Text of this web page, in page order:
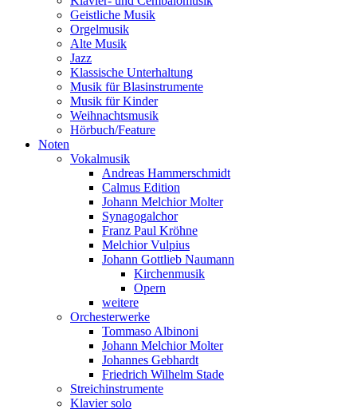
Geistliche Musik
Orgelmusik
Alte Musik
Jazz
Klassische Unterhaltung
Musik für Blasinstrumente
Musik für Kinder
Weihnachtsmusik
Hörbuch/Feature
Noten
Vokalmusik
Andreas Hammerschmidt
Calmus Edition
Johann Melchior Molter
Synagogalchor
Franz Paul Kröhne
Melchior Vulpius
Johann Gottlieb Naumann
Kirchenmusik
Opern
weitere
Orchesterwerke
Tommaso Albinoni
Johann Melchior Molter
Johannes Gebhardt
Friedrich Wilhelm Stade
Streichinstrumente
Klavier solo